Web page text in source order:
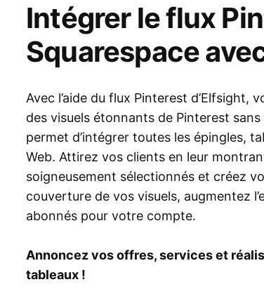
Intégrer le flux
Squarespace
Avec l’aide du flux Pinterest d’Elfsight,
des visuels étonnants de Pinterest
permet d’intégrer toutes les épingles,
Web. Attirez vos clients en leur
soigneusement sélectionnés et créez
couverture de vos visuels, augmentez
abonnés pour votre compte.
Annoncez vos offres, services et
tableaux !